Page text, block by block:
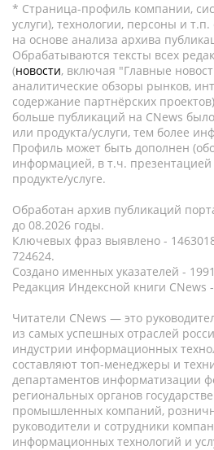
* Страница-профиль компании,
услуги), технологии, персоны и
на основе анализа архива
Обрабатываются тексты всех
(новости, включая "Главные
аналитические обзоры рынков,
содержание партнёрских
больше публикаций на CNews
или продукта/услуги, тем более
Профиль может быть дополнен
информацией, в т.ч.
продукте/услуге.
Обработан архив публикаций
до 08.2026 годы.
Ключевых фраз выявлено -
724624.
Создано именных указателей -
Редакция Индексной книги CNews -
Читатели CNews — это
из самых успешных отраслей
индустрии информационных
составляют топ-менеджеры и
департаментов информатизации
региональных органов
промышленных компаний,
руководители и сотрудники
информационных технологий и